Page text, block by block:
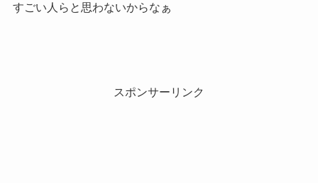
すごい人らと思わないからなぁ
スポンサーリンク